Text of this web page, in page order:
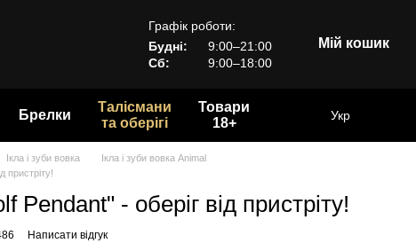
Графік роботи:
Будні:
9:00–21:00
Сб:
9:00–18:00
Мій кошик
Брелки
Талісмани
та оберігі
Товари
18+
Укр
Ікла і зуби вовка
Ікла і зуби вовка Animal
пристріту!
Pendant" - оберіг від пристріту!
Написати відгук